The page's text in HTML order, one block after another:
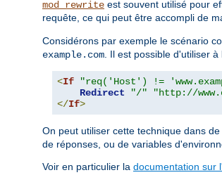
mod_rewrite est souvent utilisé pour
requête, ce qui peut être accompli de
Considérons par exemple le scénario
example.com. Il est possible d'utiliser
<If "req('Host') !=
Redirect
"/"
"http://
</If>
On peut utiliser cette technique dans
de réponses, ou de variables
Voir en particulier la documentation sur